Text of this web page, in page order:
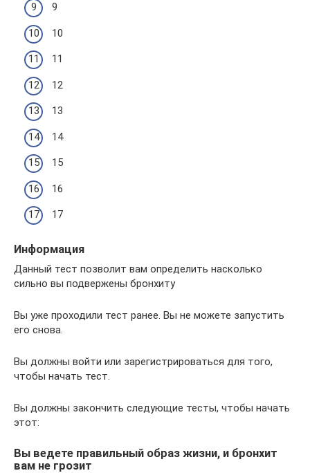
9
10
11
12
13
14
15
16
17
Информация
Данный тест позволит вам определить насколько
сильно вы подвержены бронхиту
Вы уже проходили тест ранее. Вы не можете запустить
его снова.
Вы должны войти или зарегистрироваться для того,
чтобы начать тест.
Вы должны закончить следующие тесты, чтобы начать
этот:
Вы ведете правильный образ жизни, и бронхит
вам не грозит